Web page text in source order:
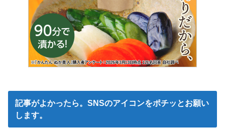
記事がよかったら。SNSのアイコンをポチッとお願い
します。